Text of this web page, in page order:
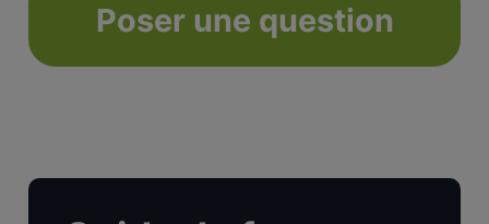
Poser une question